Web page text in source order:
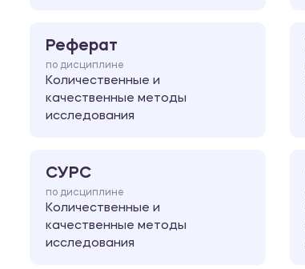
Реферат
по дисциплине
Количественные и
качественные методы
исследования
СУРС
по дисциплине
Количественные и
качественные методы
исследования